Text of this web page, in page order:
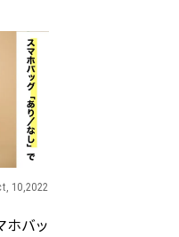
10,2022
ホバッ
存在感が際立つ！ポメラートの
「トゥギャザー」シリーズに注
目 | CLASSY.[クラッシィ]
トも】世界に一つだけの指輪が
催！ | CLASSY.[クラッシィ]